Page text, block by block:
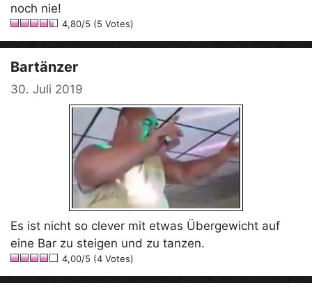
noch nie!
4,80/5 (5 Votes)
Bartänzer
30. Juli 2019
Es ist nicht so clever mit etwas Übergewicht auf
eine Bar zu steigen und zu tanzen.
4,00/5 (4 Votes)